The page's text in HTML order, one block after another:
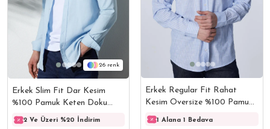
26
Erkek Slim Fit Dar Kesim
%100 Pamuk Keten Doku
Düğmeli Yaka Mavi Gömlek
2 Ve Üzeri %20 İndirim 2 Ve Üzeri %20 İndirim
Erkek Regular Fit Rahat
Kesim Oversize %100 Pamuk
Keten Doku Çizgili Gömlek
1 Alana 1 Bedava